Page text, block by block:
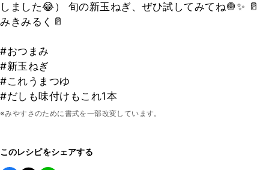
しました😂） 旬の新玉ねぎ、ぜひ試してみてね🧅✨ 🥛
みきみるく🥛
#おつまみ
#新玉ねぎ
#これうまつゆ
#だしも味付けもこれ1本
※みやすさのために書式を一部改変しています。
このレシピをシェアする